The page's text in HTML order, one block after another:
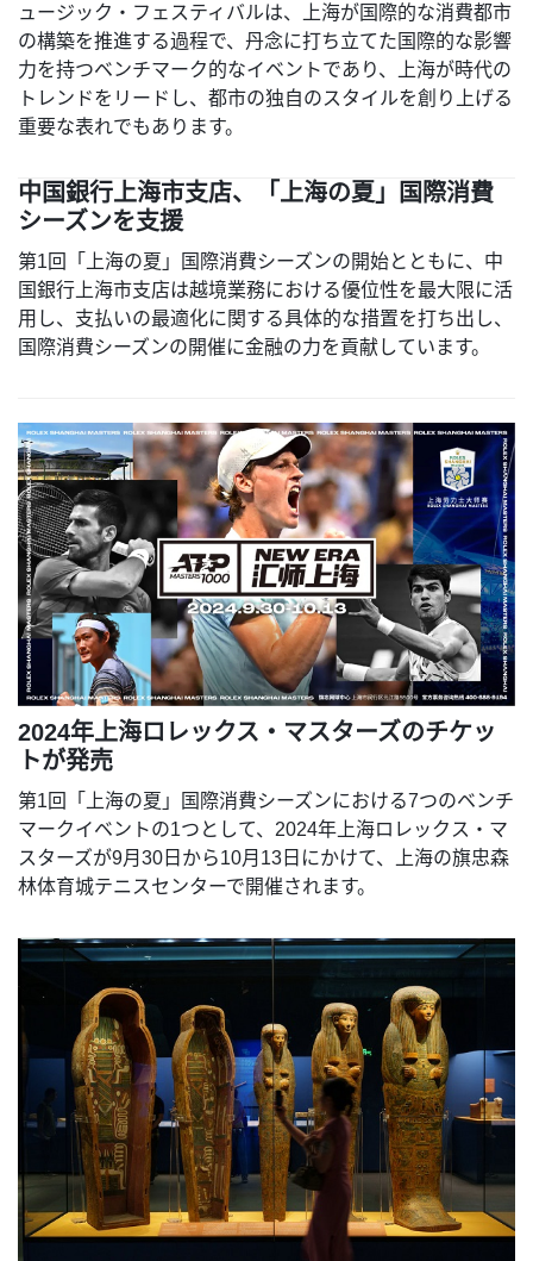
ュージック・フェスティバルは、上海が国際的な消費都市
の構築を推進する過程で、丹念に打ち立てた国際的な影響
力を持つベンチマーク的なイベントであり、上海が時代の
トレンドをリードし、都市の独自のスタイルを創り上げる
重要な表れでもあります。
中国銀行上海市支店、「上海の夏」国際消費
シーズンを支援
第1回「上海の夏」国際消費シーズンの開始とともに、中
国銀行上海市支店は越境業務における優位性を最大限に活
用し、支払いの最適化に関する具体的な措置を打ち出し、
国際消費シーズンの開催に金融の力を貢献しています。
2024年上海ロレックス・マスターズのチケッ
トが発売
第1回「上海の夏」国際消費シーズンにおける7つのベンチ
マークイベントの1つとして、2024年上海ロレックス・マ
スターズが9月30日から10月13日にかけて、上海の旗忠森
林体育城テニスセンターで開催されます。